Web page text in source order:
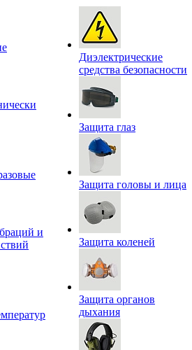
и
Диэлектрические
средства безопасности
Защита глаз
Защита головы и лица
Защита коленей
Защита органов
дыхания